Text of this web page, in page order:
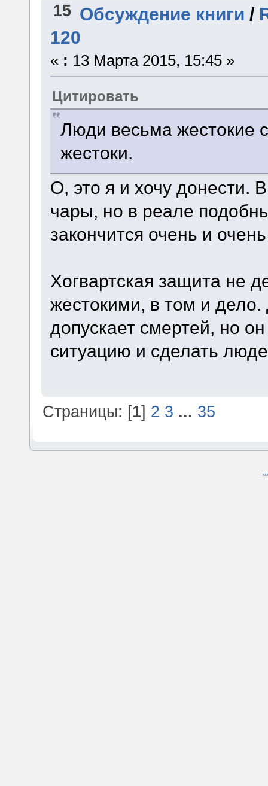
15 Обсуждение книги /
120
« : 13 Марта 2015, 15:45 »
Цитировать
Люди весьма жестокие
жестоки.
О, это я и хочу донести.
чары, но в реале
закончится очень и
Хогвартская защита не
жестокими, в том и
допускает смертей, но
ситуацию и сделать
Страницы: [1] 2 3 ... 35